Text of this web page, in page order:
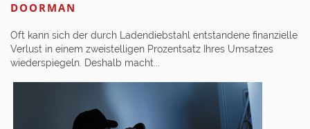
DOORMAN
Oft kann sich der durch Ladendiebstahl entstandene finanzielle
Verlust in einem zweistelligen Prozentsatz Ihres Umsatzes
wiederspiegeln. Deshalb macht...